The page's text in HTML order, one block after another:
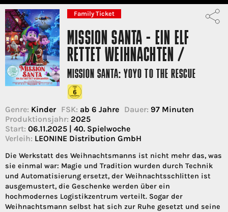
Family Ticket
MISSION SANTA - EIN ELF
RETTET WEIHNACHTEN /
MISSION SANTA: YOYO TO THE RESCUE
Genre: Kinder FSK: ab 6 Jahre Dauer: 97 Minuten
Produktionsjahr: 2025
Start: 06.11.2025 | 40. Spielwoche
Verleih: LEONINE Distribution GmbH
Die Werkstatt des Weihnachtsmanns ist nicht mehr das, was
sie einmal war: Magie und Tradition wurden durch Technik
und Automatisierung ersetzt, der Weihnachtsschlitten ist
ausgemustert, die Geschenke werden über ein
hochmodernes Logistikzentrum verteilt. Sogar der
Weihnachtsmann selbst hat sich zur Ruhe gesetzt und seine